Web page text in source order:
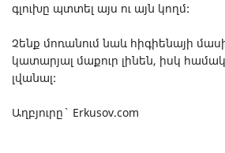
գլուխը պտտել այս ու այն կողմ:
Չենք մոռանում նաև հիգիենայի
կատարյալ մաքուր լինեն, իսկ
լվանալ:
Աղբյուրը` Erkusov.com